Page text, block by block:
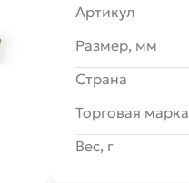
Артикул
Размер, мм
Страна
Торговая марка
Вес, г